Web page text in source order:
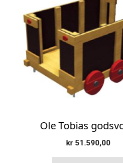
Ole Tobias
kr 51.590,00